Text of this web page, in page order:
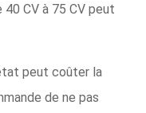
CV à 75 CV peut
peut coûter la
de ne pas